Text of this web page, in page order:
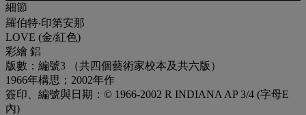
細節
羅伯特‧印第安那
LOVE (金/紅色)
彩繪 鋁
版數：編號3 （共四個藝術家校本及共六版）
1966年構思；2002年作
簽印、編號與日期：© 1966-2002 R INDIANA AP 3/4 (字母E
內)